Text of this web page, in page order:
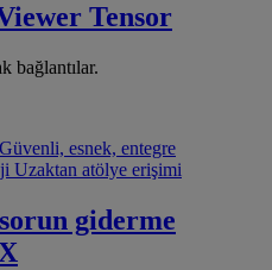
Tensor
bağlantılar.
Güvenli, esnek, entegre
Uzaktan atölye erişimi
giderme